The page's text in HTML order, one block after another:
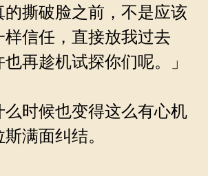
的撕破脸之前，不是应该
信任，直接放我过去
再趁机试探你们呢。」
时候也变得这么有心机
满面纠结。